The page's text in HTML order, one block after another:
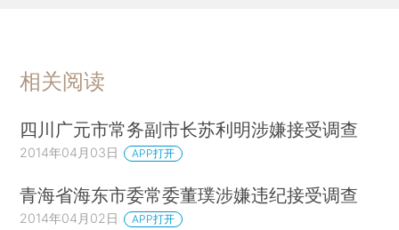
相关阅读
四川广元市常务副市长苏利明涉嫌接受调查
2014年04月03日 APP打开
青海省海东市委常委董璞涉嫌违纪接受调查
2014年04月02日 APP打开